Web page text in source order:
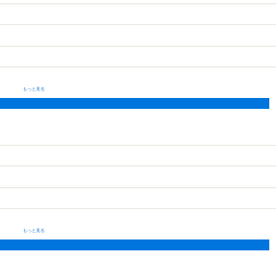
もっと見る
もっと見る